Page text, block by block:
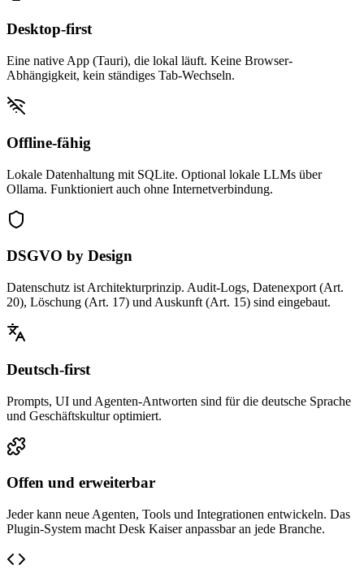
Desktop-first
Eine native App (Tauri), die lokal läuft. Keine Browser-
Abhängigkeit, kein ständiges Tab-Wechseln.
Offline-fähig
Lokale Datenhaltung mit SQLite. Optional lokale LLMs über
Ollama. Funktioniert auch ohne Internetverbindung.
DSGVO by Design
Datenschutz ist Architekturprinzip. Audit-Logs, Datenexport (Art.
20), Löschung (Art. 17) und Auskunft (Art. 15) sind eingebaut.
Deutsch-first
Prompts, UI und Agenten-Antworten sind für die deutsche Sprache
und Geschäftskultur optimiert.
Offen und erweiterbar
Jeder kann neue Agenten, Tools und Integrationen entwickeln. Das
Plugin-System macht Desk Kaiser anpassbar an jede Branche.